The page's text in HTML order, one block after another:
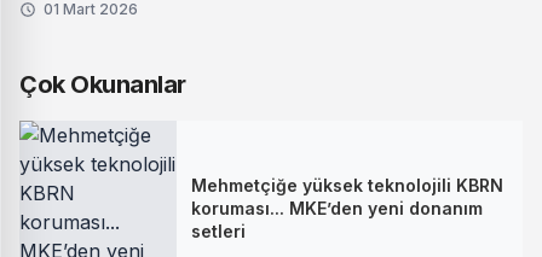
01 Mart 2026
Çok Okunanlar
Mehmetçiğe yüksek teknolojili KBRN
koruması... MKE’den yeni donanım
setleri